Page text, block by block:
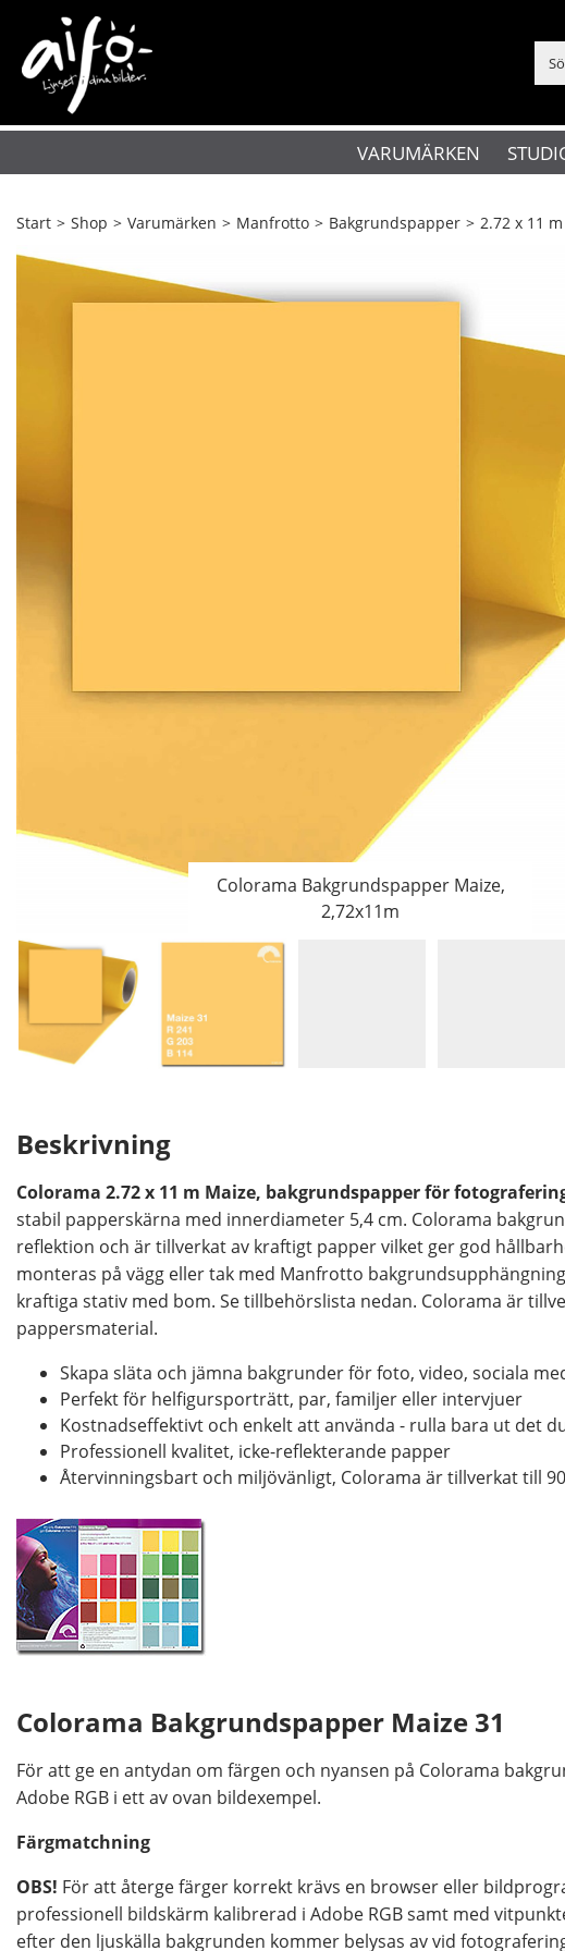
VARUMÄRKEN
Start > Shop > Varumärken > Manfrotto > Bakgrundspapper > 2.72 x 11 m
Colorama Bakgrundspapper Maize,
2,72x11m
Beskrivning
Colorama 2.72 x 11 m Maize, bakgrundspapper för
stabil papperskärna med innerdiameter 5,4 cm. Colorama
reflektion och är tillverkat av kraftigt papper vilket ger god
monteras på vägg eller tak med Manfrotto
kraftiga stativ med bom. Se tillbehörslista nedan. Colorama är
pappersmaterial.
Skapa släta och jämna bakgrunder för foto, video, sociala
Perfekt för helfigursporträtt, par, familjer eller intervjuer
Kostnadseffektivt och enkelt att använda - rulla bara ut det
Professionell kvalitet, icke-reflekterande papper
Återvinningsbart och miljövänligt, Colorama är tillverkat till
Colorama Bakgrundspapper Maize 31
För att ge en antydan om färgen och nyansen på Colorama
Adobe RGB i ett av ovan bildexempel.
Färgmatchning
OBS! För att återge färger korrekt krävs en browser eller
professionell bildskärm kalibrerad i Adobe RGB samt med
efter den ljuskälla bakgrunden kommer belysas av vid